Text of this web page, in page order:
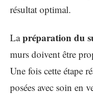
résultat optimal.
Lapréparation du
murs doivent être
Une fois cette étape
posées avec soin en